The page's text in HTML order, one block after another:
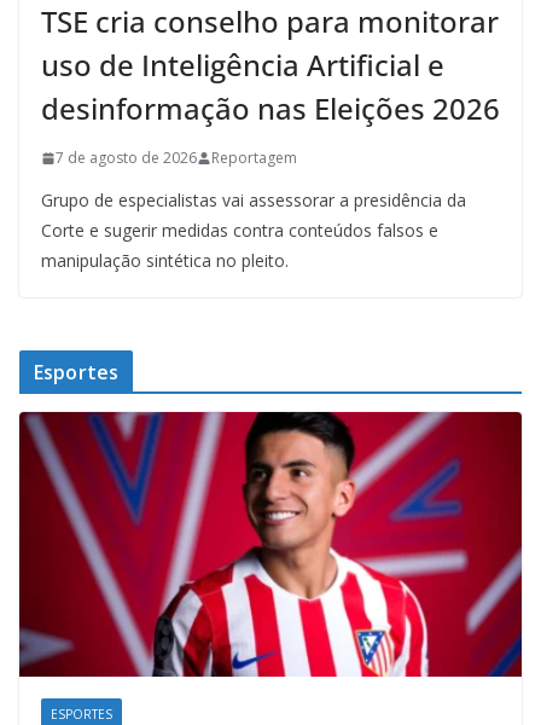
TSE cria conselho para monitorar
uso de Inteligência Artificial e
desinformação nas Eleições 2026
7 de agosto de 2026 Reportagem
Grupo de especialistas vai assessorar a presidência da
Corte e sugerir medidas contra conteúdos falsos e
manipulação sintética no pleito.
Esportes
ESPORTES